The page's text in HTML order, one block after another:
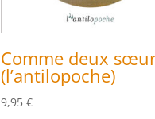
Comme deux
(l’antilopoche)
9,95 €